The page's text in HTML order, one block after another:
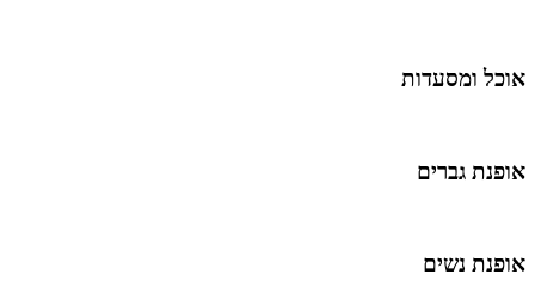
אוכל ומסעדות
אופנת גברים
אופנת נשים